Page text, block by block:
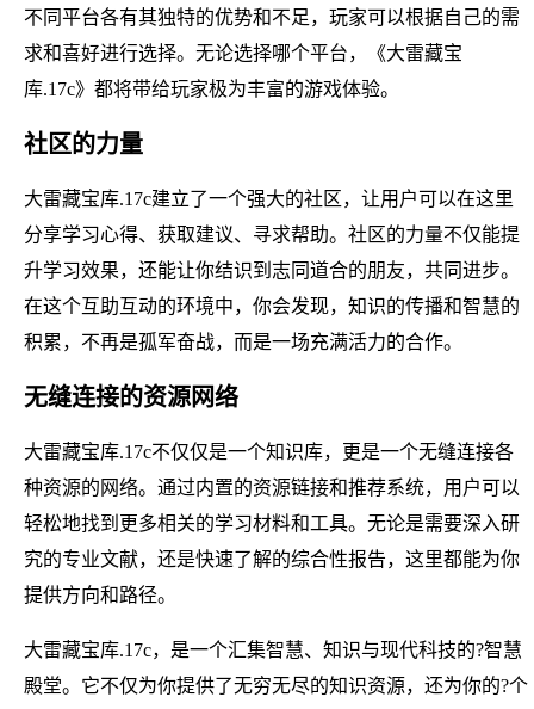
不同平台各有其独特的优势和不足，玩家可以根据自己的需
求和喜好进行选择。无论选择哪个平台，《大雷藏宝
库.17c》都将带给玩家极为丰富的游戏体验。
社区的力量
大雷藏宝库.17c建立了一个强大的社区，让用户可以在这里
分享学习心得、获取建议、寻求帮助。社区的力量不仅能提
升学习效果，还能让你结识到志同道合的朋友，共同进步。
在这个互助互动的环境中，你会发现，知识的传播和智慧的
积累，不再是孤军奋战，而是一场充满活力的合作。
无缝连接的资源网络
大雷藏宝库.17c不仅仅是一个知识库，更是一个无缝连接各
种资源的网络。通过内置的资源链接和推荐系统，用户可以
轻松地找到更多相关的学习材料和工具。无论是需要深入研
究的专业文献，还是快速了解的综合性报告，这里都能为你
提供方向和路径。
大雷藏宝库.17c，是一个汇集智慧、知识与现代科技的?智慧
殿堂。它不仅为你提供了无穷无尽的知识资源，还为你的?个